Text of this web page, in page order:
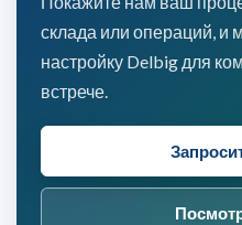
склада или операций,
настройку Delbig для
встрече.